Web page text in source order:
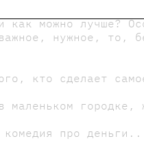
с сыном-
как можно лучше?
нужное, то,
кто сделает
маленьком
комедия про